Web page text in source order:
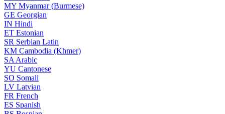
MY Myanmar (Burmese)
GE Georgian
IN Hindi
ET Estonian
SR Serbian Latin
KM Cambodia (Khmer)
SA Arabic
YU Cantonese
SO Somali
LV Latvian
FR French
ES Spanish